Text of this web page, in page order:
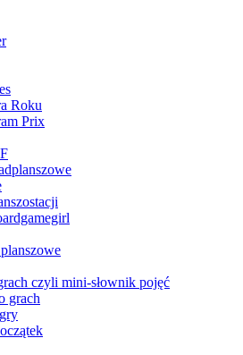
Roku
Prix
czyli mini-słownik pojęć
grach